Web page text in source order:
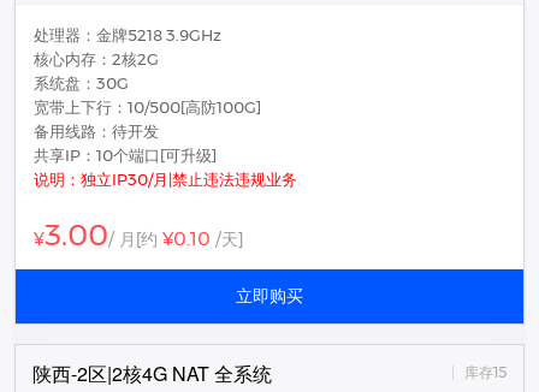
处理器：金牌5218 3.9GHz
核心内存：2核2G
系统盘：30G
宽带上下行：10/500[高防100G]
备用线路：待开发
共享IP：10个端口[可升级]
说明：独立IP30/月|禁止违法违规业务
¥3.00/ 月 [约 ¥0.10 /天]
立即购买
陕西-2区|2核4G NAT 全系统 库存15